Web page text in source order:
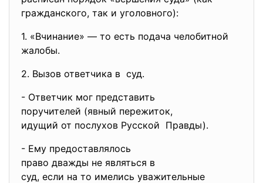
гражданского, так и уголовного):
1. «Вчинание» — то есть подача челобитной
жалобы.
2. Вызов ответчика в суд.
- Ответчик мог представить
поручителей (явный пережиток,
идущий от послухов Русской Правды).
- Ему предоставлялось
право дважды не являться в
суд, если на то имелись уважительные